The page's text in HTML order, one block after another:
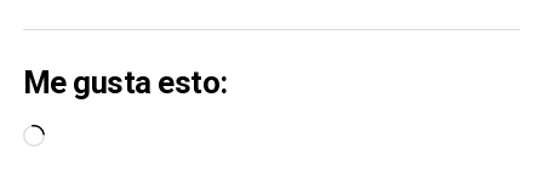
Me gusta esto:
Cargando...